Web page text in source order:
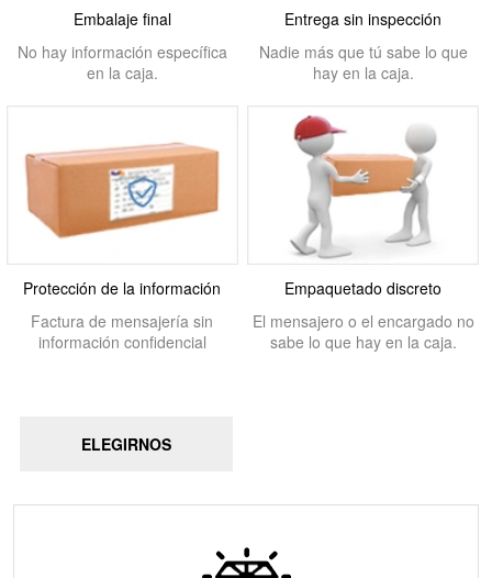
Embalaje final
No hay información específica
en la caja.
Entrega sin inspección
Nadie más que tú sabe lo que
hay en la caja.
Protección de la información
Factura de mensajería sin
información confidencial
Empaquetado discreto
El mensajero o el encargado no
sabe lo que hay en la caja.
ELEGIRNOS